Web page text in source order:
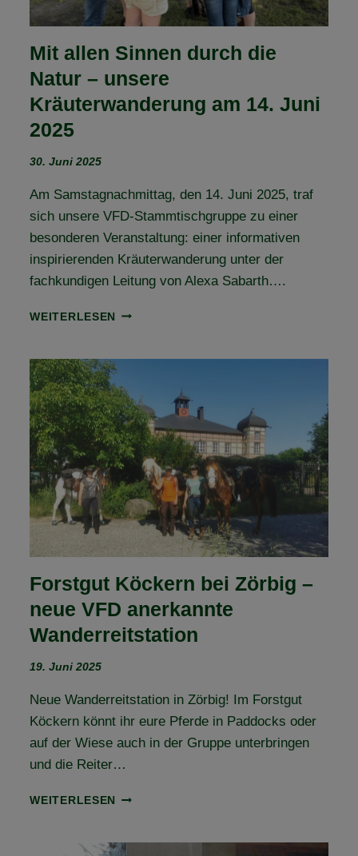
Mit allen Sinnen durch die
Natur – unsere
Kräuterwanderung am 14. Juni
2025
30. Juni 2025
Am Samstagnachmittag, den 14. Juni 2025, traf
sich unsere VFD-Stammtischgruppe zu einer
besonderen Veranstaltung: einer informativen
inspirierenden Kräuterwanderung unter der
fachkundigen Leitung von Alexa Sabarth….
WEITERLESEN MIT
DURCH
NATUR
–
UNSERE
KRÄUTERWANDERUNG
AM
14.
JUNI
2025
Forstgut Köckern bei Zörbig –
neue VFD anerkannte
Wanderreitstation
19. Juni 2025
Neue Wanderreitstation in Zörbig! Im Forstgut
Köckern könnt ihr eure Pferde in Paddocks oder
auf der Wiese auch in der Gruppe unterbringen
und die Reiter…
WEITERLESEN
FORSTGUT
ZÖRBIG